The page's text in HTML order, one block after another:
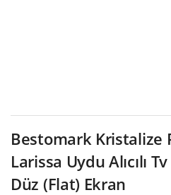
Bestomark Kristalize
Larissa Uydu Alıcılı
Düz (Flat) Ekran